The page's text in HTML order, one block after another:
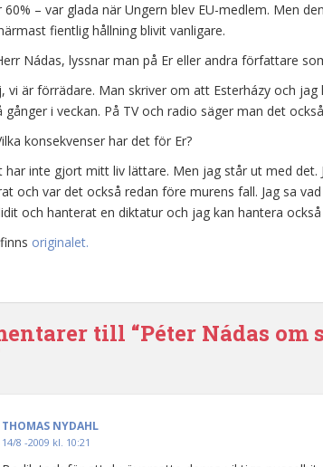
60% – var glada när Ungern blev EU-medlem. Men
fientlig hållning blivit vanligare.
Nádas, lyssnar man på Er eller andra författare
vi är förrädare. Man skriver om att Esterházy och
gånger i veckan. På TV och radio säger man det
konsekvenser har det för Er?
har inte gjort mitt liv lättare. Men jag står ut med det.
och var det också redan före murens fall. Jag sa
och hanterat en diktatur och jag kan hantera
originalet.
till “Péter Nádas om
THOMAS NYDAHL
14/8 -2009 kl. 10:21